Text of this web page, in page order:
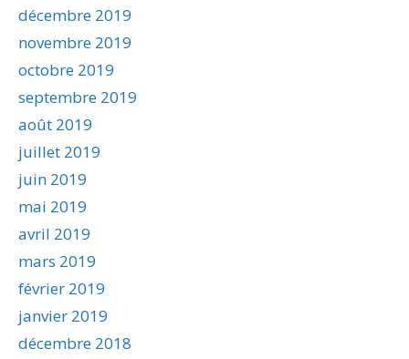
décembre 2019
novembre 2019
octobre 2019
septembre 2019
août 2019
juillet 2019
juin 2019
mai 2019
avril 2019
mars 2019
février 2019
janvier 2019
décembre 2018